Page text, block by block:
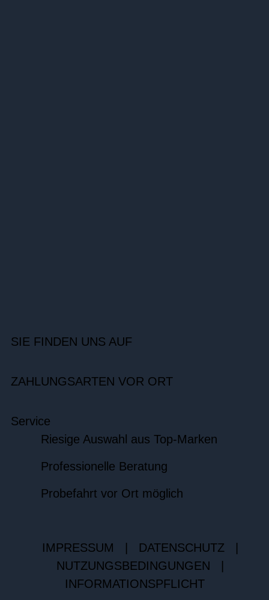
SIE FINDEN UNS AUF
ZAHLUNGSARTEN VOR ORT
Service
Riesige Auswahl aus Top-Marken
Professionelle Beratung
Probefahrt vor Ort möglich
IMPRESSUM DATENSCHUTZ
NUTZUNGSBEDINGUNGEN
INFORMATIONSPFLICHT